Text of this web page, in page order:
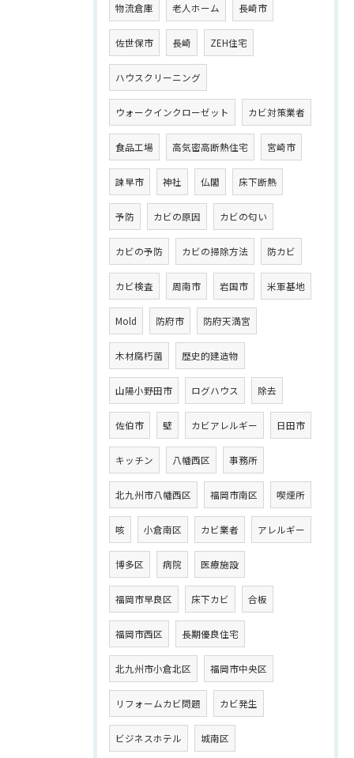
物流倉庫 老人ホーム 長崎市
佐世保市 長崎 ZEH住宅
ハウスクリーニング
ウォークインクローゼット カビ対策業者
食品工場 高気密高断熱住宅 宮崎市
諫早市 神社 仏閣 床下断熱
予防 カビの原因 カビの匂い
カビの予防 カビの掃除方法 防カビ
カビ検査 周南市 岩国市 米軍基地
Mold 防府市 防府天満宮
木材腐朽菌 歴史的建造物
山陽小野田市 ログハウス 除去
佐伯市 壁 カビアレルギー 日田市
キッチン 八幡西区 事務所
北九州市八幡西区 福岡市南区 喫煙所
咳 小倉南区 カビ業者 アレルギー
博多区 病院 医療施設
福岡市早良区 床下カビ 合板
福岡市西区 長期優良住宅
北九州市小倉北区 福岡市中央区
リフォームカビ問題 カビ発生
ビジネスホテル 城南区